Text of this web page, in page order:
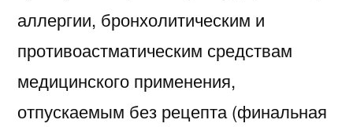
аллергии, бронхолитическим и
противоастматическим средствам
медицинского применения,
отпускаемым без рецепта (финальная